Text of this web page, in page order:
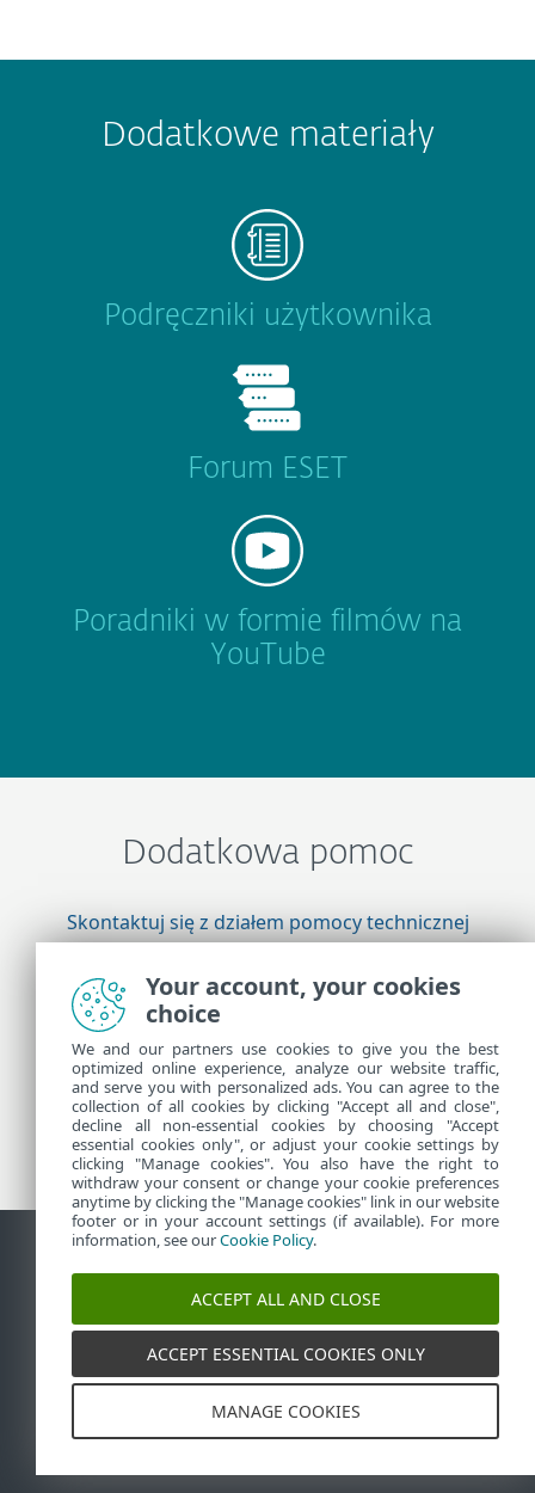
Dodatkowe materiały
Podręczniki użytkownika
Forum ESET
Poradniki w formie filmów na
YouTube
Dodatkowa pomoc
Skontaktuj się z działem pomocy technicznej
firmy ESET
Więcej informacji
Pomoc techniczna — wiadomości
Porady dla klientów
Zgłoś podatność
Polityka dotycząca plików cookie
©1992-2026ESET, spol. s r.o. - Wszelkie prawa
towarowymi lub zastrzeżonymi znakami towarowymi
firmy ESET, spol. s r.o. lub ESET North America.
znakami towarowymi odpowiednich właścicieli.
Your account, your cookies
choice
We and our partners use cookies to give you the best
optimized online experience, analyze our website traffic,
and serve you with personalized ads. You can agree to the
collection of all cookies by clicking "Accept all and close",
decline all non-essential cookies by choosing "Accept
essential cookies only", or adjust your cookie settings by
clicking "Manage cookies". You also have the right to
withdraw your consent or change your cookie preferences
anytime by clicking the "Manage cookies" link in our website
footer or in your account settings (if available). For more
information, see ourCookie Policy.
ACCEPT ALL AND CLOSE
ACCEPT ESSENTIAL COOKIES ONLY
MANAGE COOKIES